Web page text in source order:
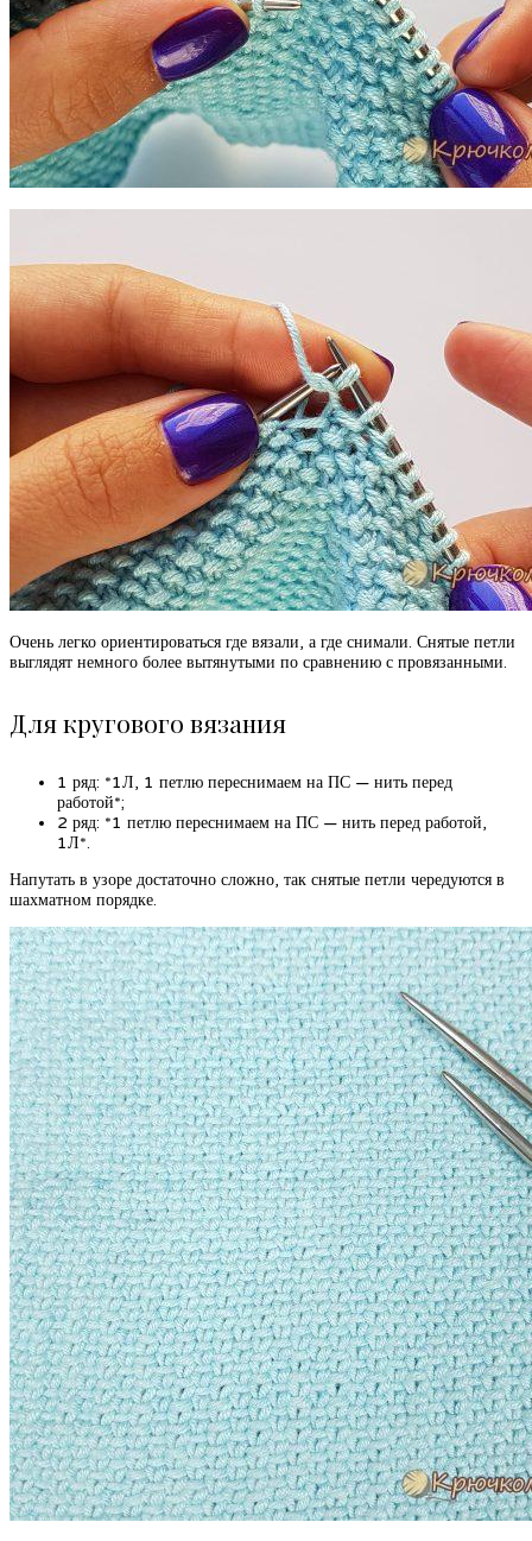
Очень легко ориентироваться где вязали, а где снимали. Снятые петли
выглядят немного более вытянутыми по сравнению с провязанными.
Для кругового вязания
1 ряд: *1Л, 1 петлю переснимаем на ПС — нить перед
работой*;
2 ряд: *1 петлю переснимаем на ПС — нить перед работой,
1Л*.
Напутать в узоре достаточно сложно, так снятые петли чередуются в
шахматном порядке.